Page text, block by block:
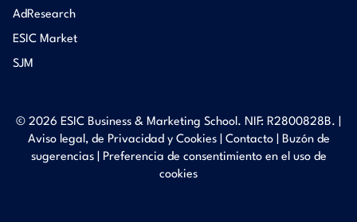
AdResearch
ESIC Market
SJM
© 2026 ESIC Business & Marketing School. NIF: R2800828B. |
Aviso legal, de Privacidad y Cookies| Contacto| Buzón de
sugerencias| Preferencia de consentimiento en el uso de
cookies